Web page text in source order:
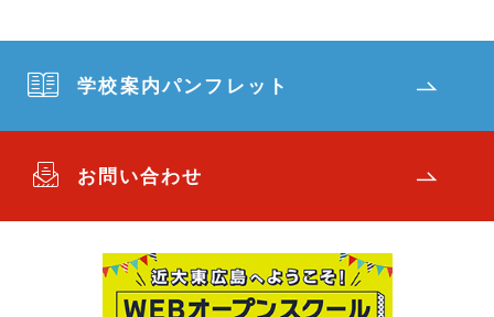
学校案内パンフレット
お問い合わせ